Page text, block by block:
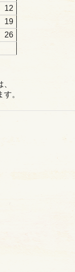
12
19
26
。